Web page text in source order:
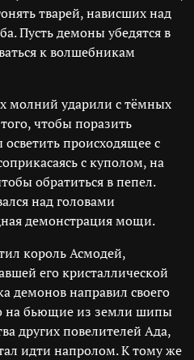
тварей, нависших над
Пусть демоны убедятся в
к волшебникам
молний ударили с тёмных
чтобы поразить
происходящее с
с куполом, на
обратиться в пепел.
над головами
демонстрация мощи.
король Асмодей,
его кристаллической
демонов направил своего
на бьющие из земли шипы
других повелителей Ада,
идти напролом. К тому же